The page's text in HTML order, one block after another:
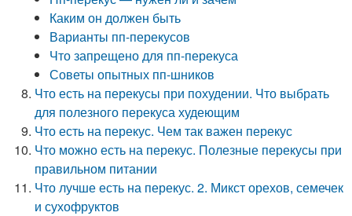
Каким он должен быть
Варианты пп-перекусов
Что запрещено для пп-перекуса
Советы опытных пп-шников
Что есть на перекусы при похудении. Что выбрать
для полезного перекуса худеющим
Что есть на перекус. Чем так важен перекус
Что можно есть на перекус. Полезные перекусы при
правильном питании
Что лучше есть на перекус. 2. Микст орехов, семечек
и сухофруктов